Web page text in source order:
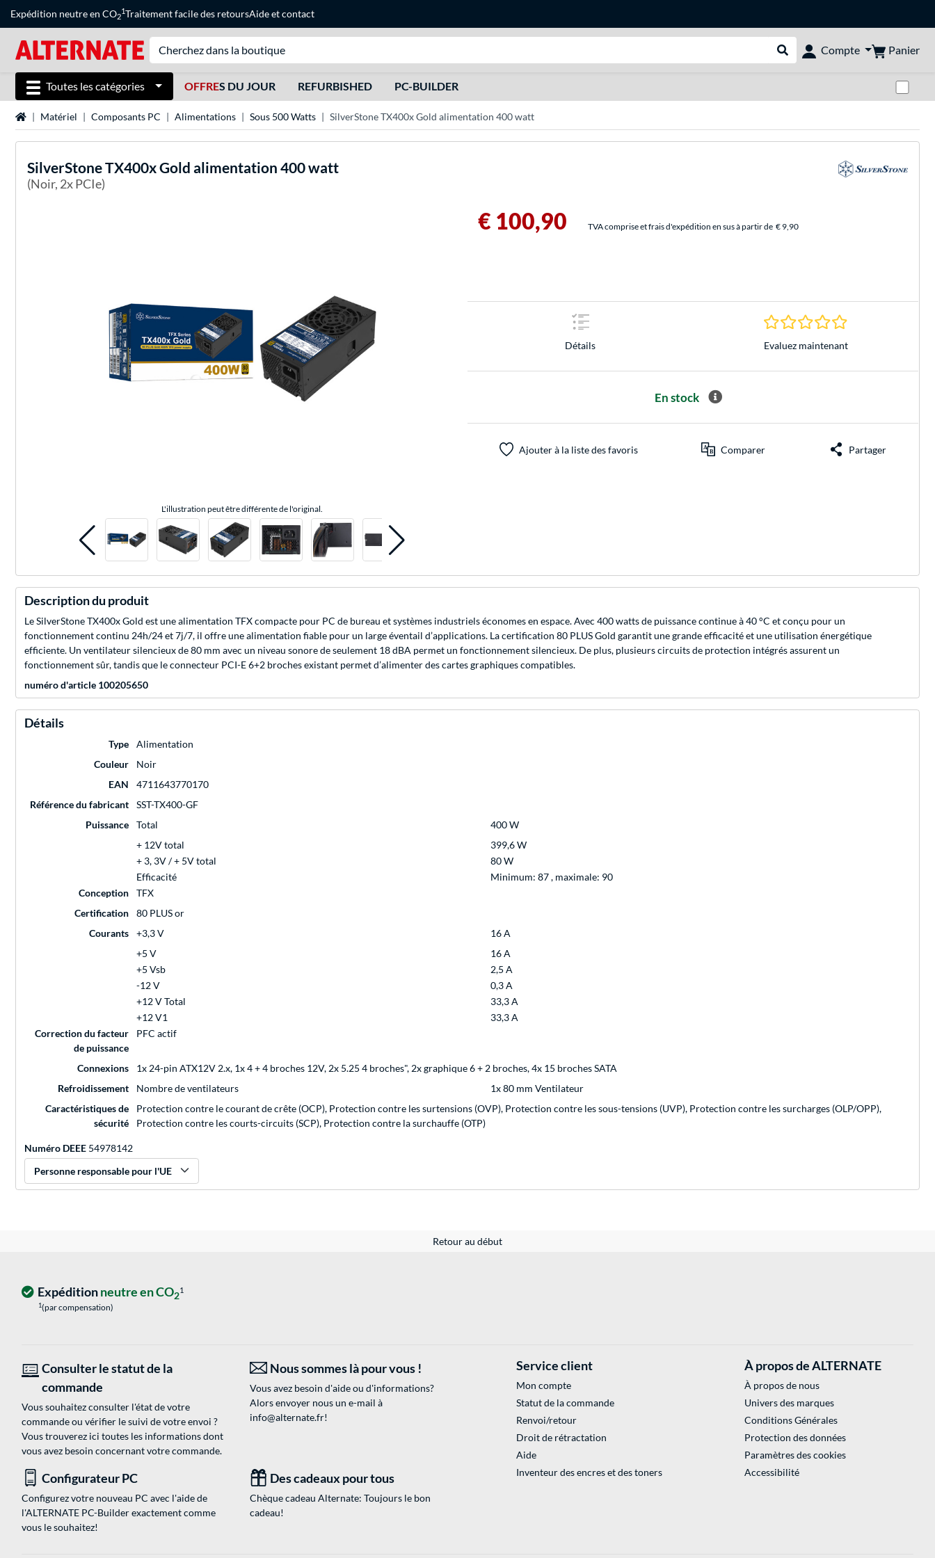
Expédition neutre en CO2
1Traitement facile des retoursAideetcontact
Rechercher dans le shop
Compte Panier
Toutes les catégories OFFRES DU JOUR REFURBISHED PC-BUILDER
Page d'accueil
Matériel Composants PC Alimentations Sous 500 Watts SilverStone TX400x Gold alimentation 400 watt
SilverStoneTX400x Gold alimentation 400 watt
(Noir, 2x PCIe)
L'illustration peut être différente de l'original.
€ 100,90 TVA comprise et frais d'expédition en sus à partir de € 9,90
Détails
0.0 Étoiles à 0
Evaluez maintenant
En stock
Ajouter à la liste des favoris Comparer Partager
Description du produit
Le SilverStone TX400x Gold est une alimentation TFX compacte pour PC de bureau et systèmes industriels économes en espace. Avec 400 watts de puissance continue à 40 °C et conçu pour un
fonctionnement continu 24h/24 et 7j/7, il offre une alimentation fiable pour un large éventail d’applications. La certification 80 PLUS Gold garantit une grande efficacité et une utilisation énergétique
efficiente. Un ventilateur silencieux de 80 mm avec un niveau sonore de seulement 18 dBA permet un fonctionnement silencieux. De plus, plusieurs circuits de protection intégrés assurent un
fonctionnement sûr, tandis que le connecteur PCI-E 6+2 broches existant permet d’alimenter des cartes graphiques compatibles.
numéro d'article 100205650
Détails
Type
Alimentation
Couleur
Noir
EAN
4711643770170
Référence du fabricant
SST-TX400-GF
Puissance
Total
400 W
+ 12V total
399,6 W
+ 3, 3V / + 5V total
80 W
Efficacité
Minimum: 87 , maximale: 90
Conception
TFX
Certification
80 PLUS or
Courants
+3,3 V
16 A
+5 V
16 A
+5 Vsb
2,5 A
-12 V
0,3 A
+12 V Total
33,3 A
+12 V1
33,3 A
Correction du facteur
de puissance
PFC actif
Connexions
1x 24-pin ATX12V 2.x, 1x 4 + 4 broches 12V, 2x 5.25 4 broches", 2x graphique 6 + 2 broches, 4x 15 broches SATA
Refroidissement
Nombre de ventilateurs
1x 80 mm Ventilateur
Caractéristiques de
sécurité
Protection contre le courant de crête (OCP), Protection contre les surtensions (OVP), Protection contre les sous-tensions (UVP), Protection contre les surcharges (OLP/OPP),
Protection contre les courts-circuits (SCP), Protection contre la surchauffe (OTP)
Numéro DEEE 54978142
Personne responsable pour l'UE
Retour au début
Expéditionneutre en CO21
1(par compensation)
Consulter le statut de la
commande
Vous souhaitez consulter l'état de votre
commande ou vérifier le suivi de votre envoi ?
Vous trouverez ici toutes les informations dont
vous avez besoin concernant votre commande.
Nous sommes là pour vous !
Vous avez besoin d'aide ou d'informations?
Alors envoyer nous un e-mail à
info@alternate.fr!
Configurateur PC
Configurez votre nouveau PC avec l'aide de
l'ALTERNATE PC-Builder exactement comme
vous le souhaitez!
Des cadeaux pour tous
Chèque cadeau Alternate: Toujours le bon
cadeau!
Service client
Mon compte
Statut de la commande
Renvoi/retour
Droit de rétractation
Aide
Inventeur des encres et des toners
À propos de ALTERNATE
À propos de nous
Univers des marques
Conditions Générales
Protection des données
Paramètres des cookies
Accessibilité